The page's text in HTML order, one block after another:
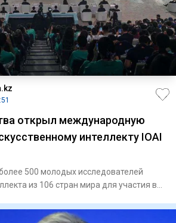
открыл международную
интеллекту IOAI
500 молодых исследователей
из 106 стран мира для участия в